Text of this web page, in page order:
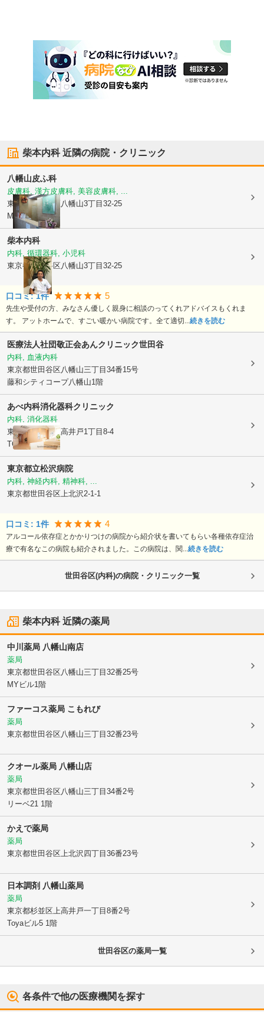
柴本内科近隣の病院・クリニック
八幡山皮ふ科
皮膚科, 漢方皮膚科, 美容皮膚科, ...
東京都世田谷区 八幡山3丁目32-25
MYビル3F
柴本内科
内科, 循環器科, 小児科
東京都世田谷区 八幡山3丁目32-25
口コミ:1件 5
先生や受付の方、みなさん優しく親身に相談のってくれアドバイスもくれま
す。 アットホームで、すごい暖かい病院です。全て適切... 続きを読む
医療法人社団敬正会あんクリニック世田谷
内科, 血液内科
東京都世田谷区 八幡山三丁目34番15号
藤和シティコープ八幡山1階
あべ内科消化器科クリニック
内科, 消化器科
東京都杉並区上高井戸1丁目8-4
TOYAビル3F
東京都立松沢病院
内科, 神経内科, 精神科, ...
東京都世田谷区 上北沢2-1-1
口コミ: 1件 4
アルコール依存症とかかりつけの病院から紹介状を書いてもらい各種依存症治
療で有名なこの病院も紹介されました。この病院は、関... 続きを読む
世田谷区(内科)の病院・クリニック一覧
柴本内科近隣の薬局
中川薬局 八幡山南店
薬局
東京都世田谷区 八幡山三丁目32番25号
MYビル1階
ファーコス薬局 こもれび
薬局
東京都世田谷区 八幡山三丁目32番23号
クオール薬局 八幡山店
薬局
東京都世田谷区 八幡山三丁目34番2号
リーベ21 1階
かえで薬局
薬局
東京都世田谷区 上北沢四丁目36番23号
日本調剤 八幡山薬局
薬局
東京都杉並区 上高井戸一丁目8番2号
Toyaビル5 1階
世田谷区の薬局一覧
各条件で他の医療機関を探す